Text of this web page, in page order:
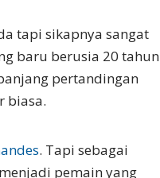
tapi sikapnya sangat
baru berusia 20 tahun
pertandingan
biasa.
. Tapi sebagai
pemain yang